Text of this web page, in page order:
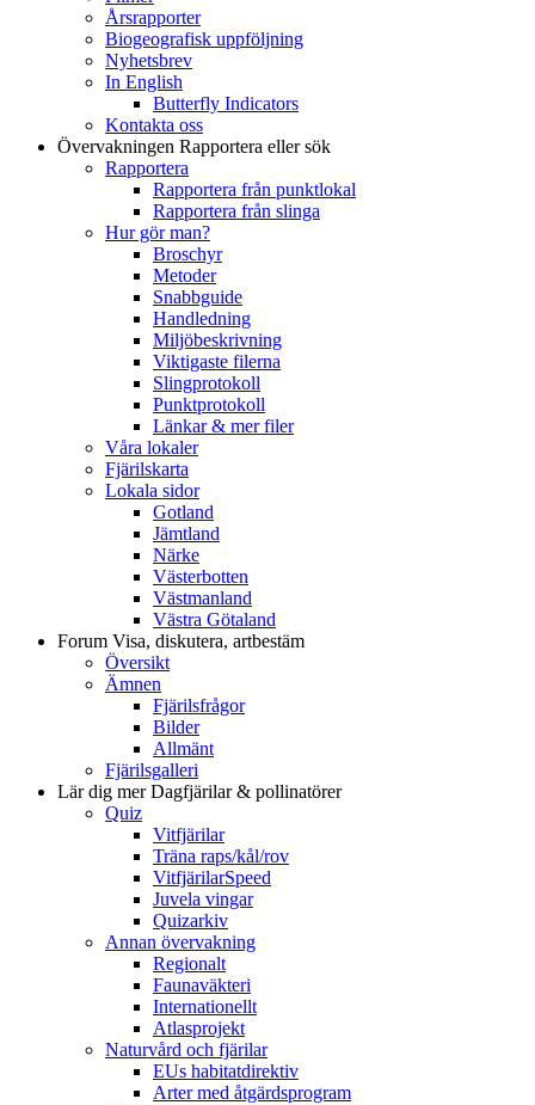
Årsrapporter
Biogeografisk uppföljning
Nyhetsbrev
In English
Butterfly Indicators
Kontakta oss
Övervakningen Rapportera eller sök
Rapportera
Rapportera från punktlokal
Rapportera från slinga
Hur gör man?
Broschyr
Metoder
Snabbguide
Handledning
Miljöbeskrivning
Viktigaste filerna
Slingprotokoll
Punktprotokoll
Länkar & mer filer
Våra lokaler
Fjärilskarta
Lokala sidor
Gotland
Jämtland
Närke
Västerbotten
Västmanland
Västra Götaland
Forum Visa, diskutera, artbestäm
Översikt
Ämnen
Fjärilsfrågor
Bilder
Allmänt
Fjärilsgalleri
Lär dig merDagfjärilar & pollinatörer
Quiz
Vitfjärilar
Träna raps/kål/rov
VitfjärilarSpeed
Juvela vingar
Quizarkiv
Annan övervakning
Regionalt
Faunaväkteri
Internationellt
Atlasprojekt
Naturvård och fjärilar
EUs habitatdirektiv
Arter med åtgärdsprogram